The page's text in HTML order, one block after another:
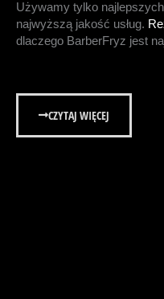
Używamy tylko
najwyższą jakość usług.
dlaczego BarberFryz jest
CZYTAJ WIĘCEJ